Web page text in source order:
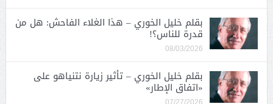
بقلم خليل الخوري – هذا الغلاء الفاحش: هل من
قدرة للناس؟!
08/03/2026
بقلم خليل الخوري – تأثير زيارة نتنياهو على
«اتفاق الإطار»
07/27/2026